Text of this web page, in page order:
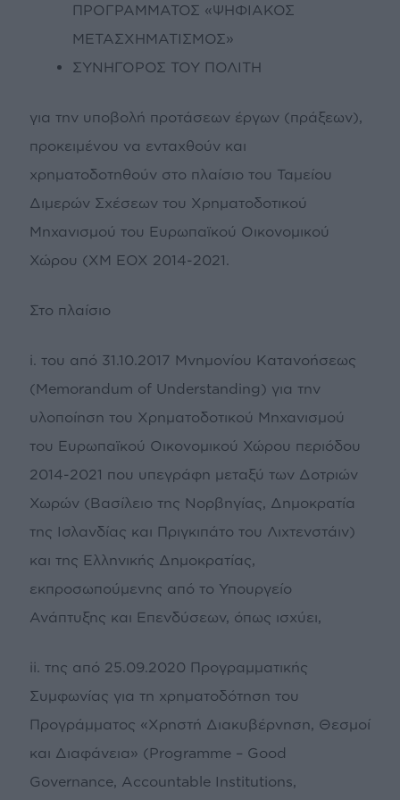
ΠΡΟΓΡΑΜΜΑΤΟΣ «ΨΗΦΙΑΚΟΣ
ΜΕΤΑΣΧΗΜΑΤΙΣΜΟΣ»
ΣΥΝΗΓΟΡΟΣ ΤΟΥ ΠΟΛΙΤΗ
για την υποβολή προτάσεων έργων (πράξεων),
προκειμένου να ενταχθούν και
χρηματοδοτηθούν στο πλαίσιο του Ταμείου
Διμερών Σχέσεων του Χρηματοδοτικού
Μηχανισμού του Ευρωπαϊκού Οικονομικού
Χώρου (ΧΜ ΕΟΧ 2014-2021.
Στο πλαίσιο
i. του από 31.10.2017 Μνημονίου Κατανοήσεως
(Memorandum of Understanding) για την
υλοποίηση του Χρηματοδοτικού Μηχανισμού
του Ευρωπαϊκού Οικονομικού Χώρου περιόδου
2014-2021 που υπεγράφη μεταξύ των Δοτριών
Χωρών (Βασίλειο της Νορβηγίας, Δημοκρατία
της Ισλανδίας και Πριγκιπάτο του Λιχτενστάιν)
και της Ελληνικής Δημοκρατίας,
εκπροσωπούμενης από το Υπουργείο
Ανάπτυξης και Επενδύσεων, όπως ισχύει,
ii. της από 25.09.2020 Προγραμματικής
Συμφωνίας για τη χρηματοδότηση του
Προγράμματος «Χρηστή Διακυβέρνηση, Θεσμοί
και Διαφάνεια» (Programme – Good
Governance, Accountable Institutions,